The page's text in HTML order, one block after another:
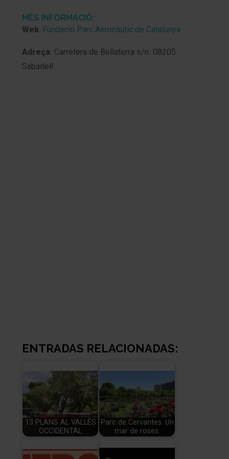
MÉS INFORMACIÓ:
Web: Fundació Parc Aeronàutic de Catalunya
Adreça: Carretera de Bellaterra s/n 08205
Sabadell
ENTRADAS RELACIONADAS:
13 PLANS AL VALLÈS
OCCIDENTAL
Parc de Cervantes. Un
mar de roses.